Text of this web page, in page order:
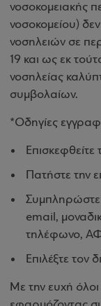
νοσοκομειακής
νοσοκομείου)
νοσηλειών σε
19 και ως εκ
νοσηλείας
συμβολαίων.
*Οδηγίες
Επισκεφθείτε
Πατήστε την
Συμπληρώστε
email,
τηλέφωνο,
Επιλέξτε τον
Με την ευχή όλοι